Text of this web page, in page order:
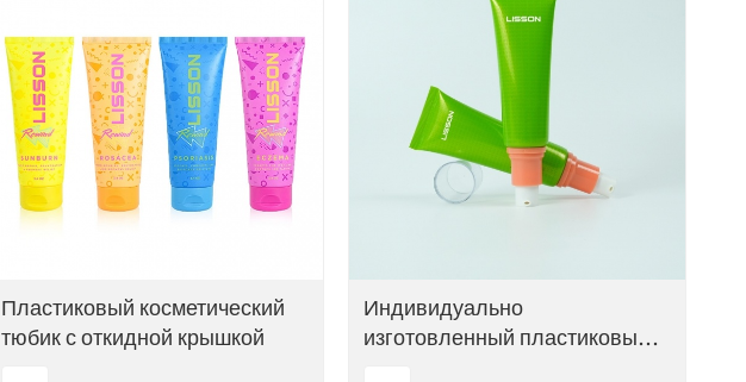
Пластиковый косметический
тюбик с откидной крышкой
Индивидуально
изготовленный пластиковый